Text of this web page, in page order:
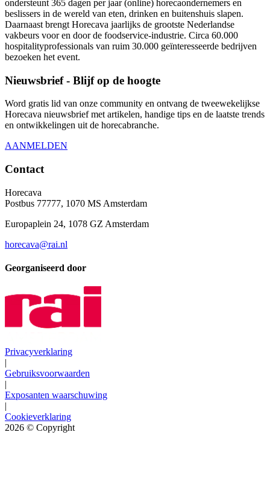
ondersteunt 365 dagen per jaar (online) horecaondernemers en
beslissers in de wereld van eten, drinken en buitenshuis slapen.
Daarnaast brengt Horecava jaarlijks de grootste Nederlandse
vakbeurs voor en door de foodservice-industrie. Circa 60.000
hospitalityprofessionals van ruim 30.000 geïnteresseerde bedrijven
bezoeken het event.
Nieuwsbrief - Blijf op de hoogte
Word gratis lid van onze community en ontvang de tweewekelijkse
Horecava nieuwsbrief met artikelen, handige tips en de laatste trends
en ontwikkelingen uit de horecabranche.
AANMELDEN
Contact
Horecava
Postbus 77777, 1070 MS Amsterdam
Europaplein 24, 1078 GZ Amsterdam
horecava@rai.nl
Georganiseerd door
Privacyverklaring
|
Gebruiksvoorwaarden
|
Exposanten waarschuwing
|
Cookieverklaring
2026 © Copyright